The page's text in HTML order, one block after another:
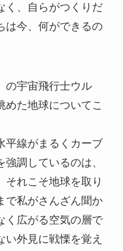
く、自らがつくりだ
は今、何ができるの
の宇宙飛行士ウル
めた地球についてこ
平線がまるくカーブ
調しているのは、
それこそ地球を取り
で私がさんざん聞か
く広がる空気の層で
外見に戦慄を覚え